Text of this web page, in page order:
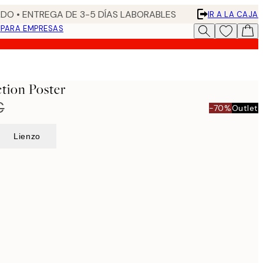
• ENTREGA DE 3-5 DÍAS LABORABLES
IR A LA CAJA
PARA EMPRESAS
Poster
-70%Outlet
Lienzo